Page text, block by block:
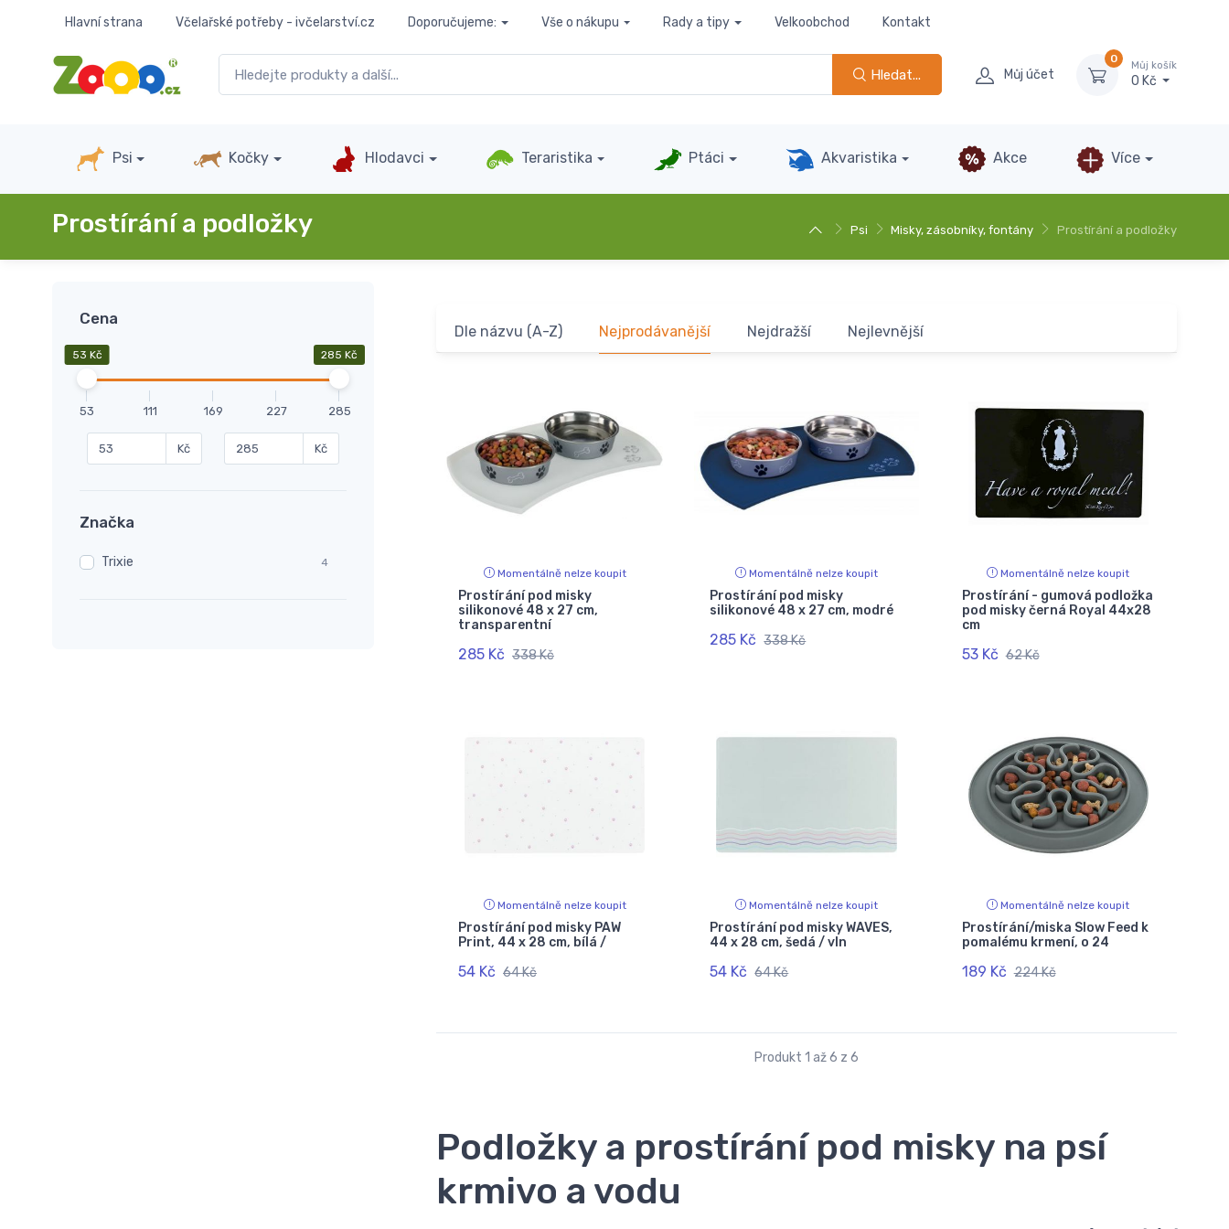
Hlavní strana Včelařské potřeby - ivčelarství.cz Doporučujeme: Vše o nákupu Rady a tipy Velkoobchod Kontakt
Hledat... Můj účet
0
Můj košík
0 Kč
Psi Kočky Hlodavci Teraristika Ptáci Akvaristika Akce Více
Psi Misky, zásobníky, fontány Prostírání a podložky
Prostírání a podložky
Cena
53 Kč 285 Kč
53 111 169 227 285
Kč Kč
Značka
Trixie 4
Dle názvu (A-Z) Nejprodávanější Nejdražší Nejlevnější
Momentálně nelze koupit
Prostírání pod misky
silikonové 48 x 27 cm,
transparentní
285 Kč 338 Kč
Momentálně nelze koupit
Prostírání pod misky
silikonové 48 x 27 cm, modré
285 Kč 338 Kč
Momentálně nelze koupit
Prostírání - gumová podložka
pod misky černá Royal 44x28
cm
53 Kč 62 Kč
Momentálně nelze koupit
Prostírání pod misky PAW
Print, 44 x 28 cm, bílá /
54 Kč 64 Kč
Momentálně nelze koupit
Prostírání pod misky WAVES,
44 x 28 cm, šedá / vln
54 Kč 64 Kč
Momentálně nelze koupit
Prostírání/miska Slow Feed k
pomalému krmení, o 24
189 Kč 224 Kč
Produkt 1 až 6 z 6
Podložky a prostírání pod misky na psí
krmivo a vodu